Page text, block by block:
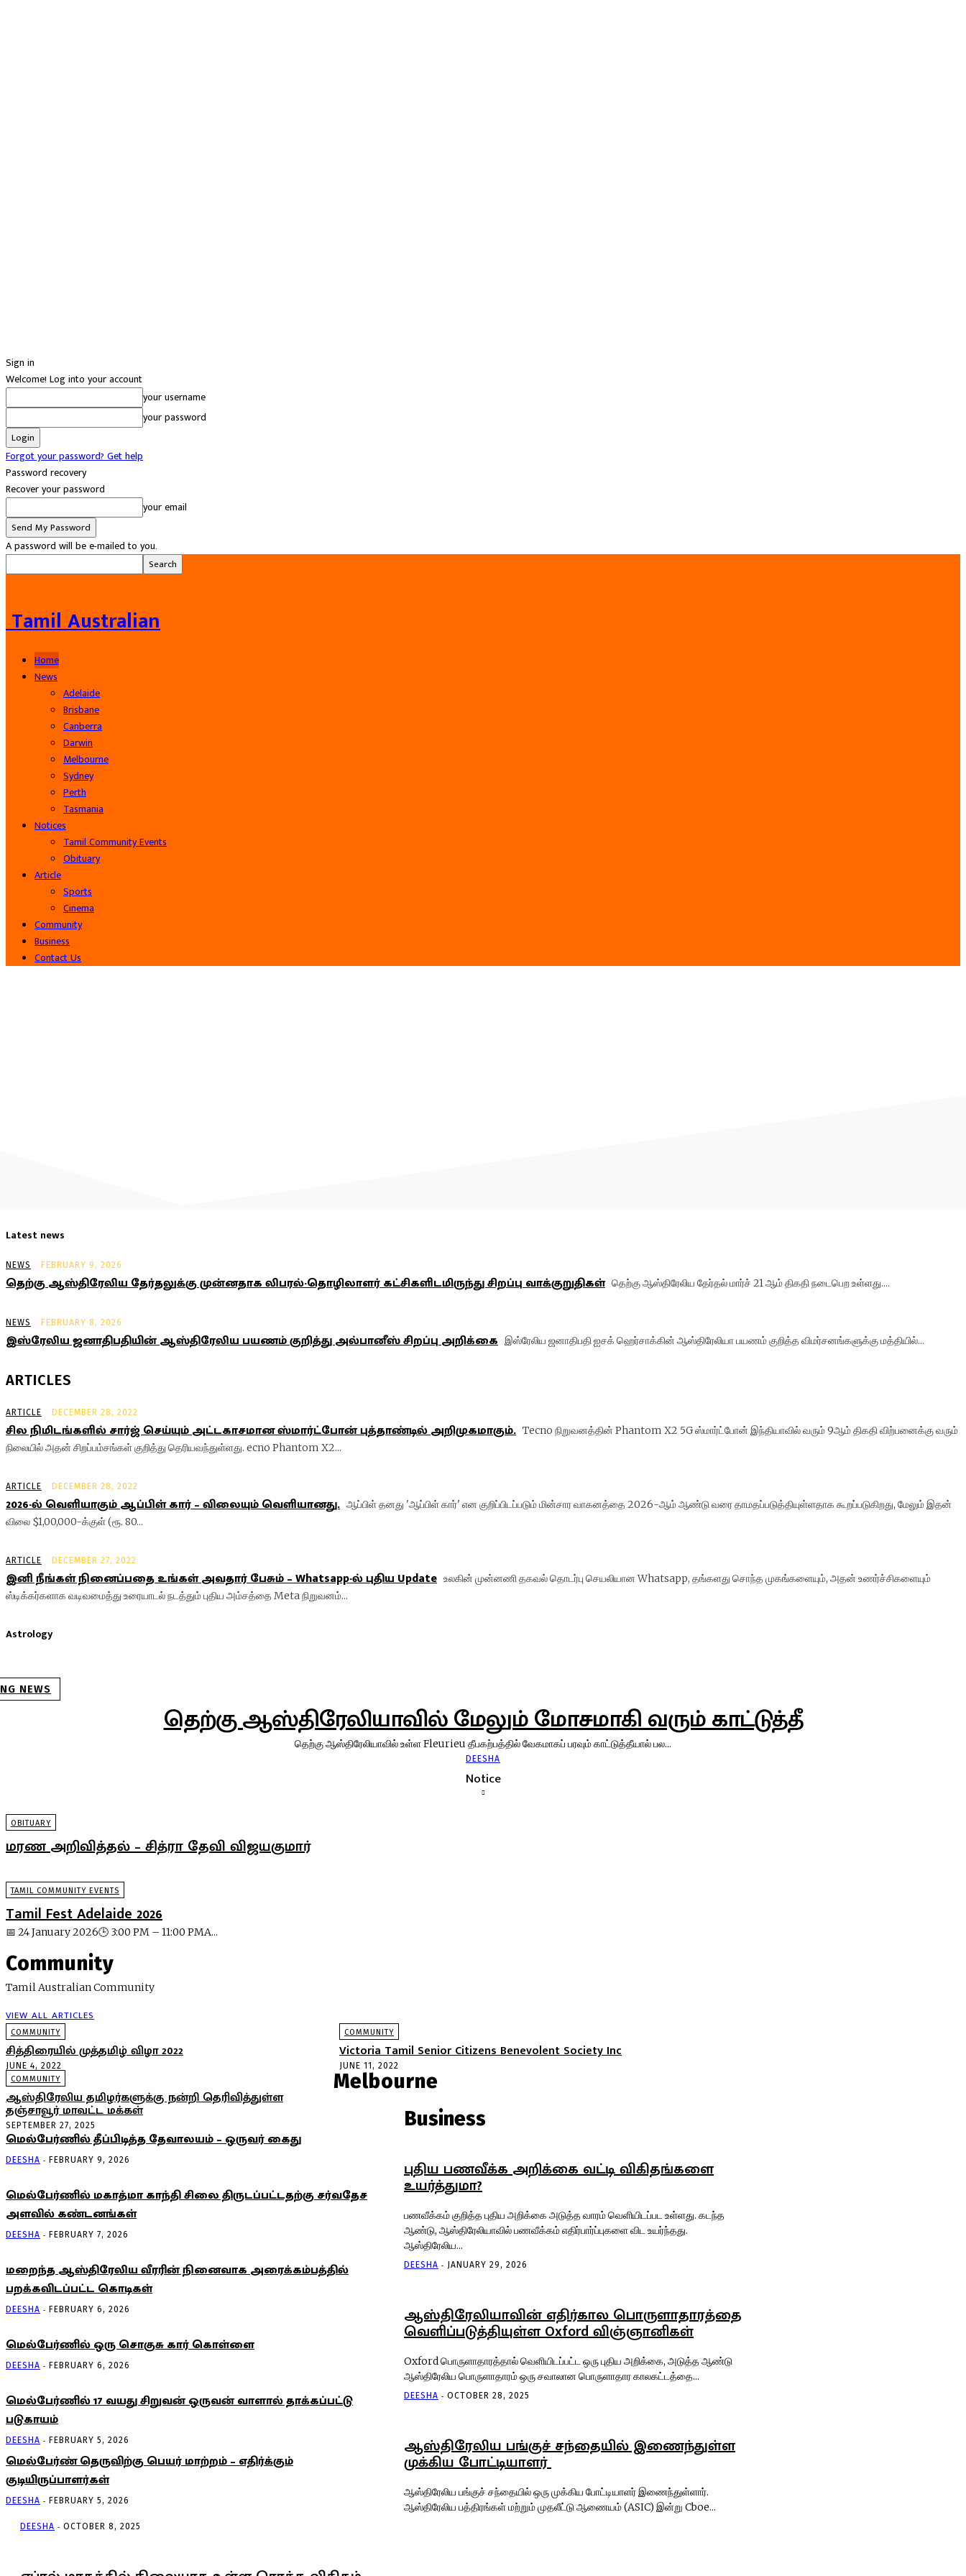
Sign in
Welcome! Log into your account
your username
your password
Forgot your password? Get help
Password recovery
Recover your password
your email
A password will be e-mailed to you.
Tamil Australian
Home
News
Adelaide
Brisbane
Canberra
Darwin
Melbourne
Sydney
Perth
Tasmania
Notices
Tamil Community Events
Obituary
Article
Sports
Cinema
Community
Business
Contact Us
Latest news
NEWS FEBRUARY 9, 2026
தெற்கு ஆஸ்திரேலிய தேர்தலுக்கு முன்னதாக லிபரல்-தொழிலாளர் கட்சிகளிடமிருந்து சிறப்பு வாக்குறுதிகள் தெற்கு ஆஸ்திரேலிய தேர்தல் மார்ச் 21 ஆம் திகதி நடைபெற உள்ளது....
NEWS FEBRUARY 8, 2026
இஸ்ரேலிய ஜனாதிபதியின் ஆஸ்திரேலிய பயணம் குறித்து அல்பானீஸ் சிறப்பு அறிக்கை இஸ்ரேலிய ஜனாதிபதி ஐசக் ஹெர்சாக்கின் ஆஸ்திரேலியா பயணம் குறித்த விமர்சனங்களுக்கு மத்தியில்...
ARTICLES
ARTICLE DECEMBER 28, 2022
சில நிமிடங்களில் சார்ஜ் செய்யும் அட்டகாசமான ஸ்மார்ட்போன் புத்தாண்டில் அறிமுகமாகும். Tecno நிறுவனத்தின் Phantom X2 5G ஸ்மார்ட்போன் இந்தியாவில் வரும் 9ஆம் திகதி விற்பனைக்கு வரும்
நிலையில் அதன் சிறப்பம்சங்கள் குறித்து தெரியவந்துள்ளது. ecno Phantom X2...
ARTICLE DECEMBER 28, 2022
2026-ல் வெளியாகும் ஆப்பிள் கார் – விலையும் வெளியானது. ஆப்பிள் தனது 'ஆப்பிள் கார்' என குறிப்பிடப்படும் மின்சார வாகனத்தை 2026-ஆம் ஆண்டு வரை தாமதப்படுத்தியுள்ளதாக கூறப்படுகிறது, மேலும் இதன்
விலை $1,00,000-க்குள் (ரூ. 80...
ARTICLE DECEMBER 27, 2022
இனி நீங்கள் நினைப்பதை உங்கள் அவதார் பேசும் – Whatsapp-ல் புதிய Update உலகின் முன்னணி தகவல் தொடர்பு செயலியான Whatsapp, தங்களது சொந்த முகங்களையும், அதன் உணர்ச்சிகளையும்
ஸ்டிக்கர்களாக வடிவமைத்து உரையாடல் நடத்தும் புதிய அம்சத்தை Meta நிறுவனம்...
Astrology
NEWS
தெற்கு ஆஸ்திரேலியாவில் மேலும் மோசமாகி வரும் காட்டுத்தீ
தெற்கு ஆஸ்திரேலியாவில் உள்ள Fleurieu தீபகற்பத்தில் வேகமாகப் பரவும் காட்டுத்தீயால் பல...
DEESHA
Notice
OBITUARY
மரண அறிவித்தல் – சித்ரா தேவி விஜயகுமார்
TAMIL COMMUNITY EVENTS
Tamil Fest Adelaide 2026
📅 24 January 2026🕒 3:00 PM – 11:00 PMA...
Community
Tamil Australian Community
VIEW ALL ARTICLES
COMMUNITY
சித்திரையில் முத்தமிழ் விழா 2022
JUNE 4, 2022
COMMUNITY
Victoria Tamil Senior Citizens Benevolent Society Inc
JUNE 11, 2022
COMMUNITY
ஆஸ்திரேலிய தமிழர்களுக்கு நன்றி தெரிவித்துள்ள
தஞ்சாவூர் மாவட்ட மக்கள்
SEPTEMBER 27, 2025
Melbourne
மெல்பேர்ணில் தீப்பிடித்த தேவாலயம் – ஒருவர் கைது
DEESHA - FEBRUARY 9, 2026
மெல்பேர்ணில் மகாத்மா காந்தி சிலை திருடப்பட்டதற்கு சர்வதேச
அளவில் கண்டனங்கள்
DEESHA - FEBRUARY 7, 2026
மறைந்த ஆஸ்திரேலிய வீரரின் நினைவாக அரைக்கம்பத்தில்
பறக்கவிடப்பட்ட கொடிகள்
DEESHA - FEBRUARY 6, 2026
மெல்பேர்ணில் ஒரு சொகுசு கார் கொள்ளை
DEESHA - FEBRUARY 6, 2026
மெல்பேர்ணில் 17 வயது சிறுவன் ஒருவன் வாளால் தாக்கப்பட்டு
படுகாயம்
DEESHA - FEBRUARY 5, 2026
மெல்பேர்ண் தெருவிற்கு பெயர் மாற்றம் – எதிர்க்கும்
குடியிருப்பாளர்கள்
DEESHA - FEBRUARY 5, 2026
Business
புதிய பணவீக்க அறிக்கை வட்டி விகிதங்களை
உயர்த்துமா?
பணவீக்கம் குறித்த புதிய அறிக்கை அடுத்த வாரம் வெளியிடப்பட உள்ளது. கடந்த
ஆண்டு, ஆஸ்திரேலியாவில் பணவீக்கம் எதிர்பார்ப்புகளை விட உயர்ந்தது.
ஆஸ்திரேலிய...
DEESHA - JANUARY 29, 2026
ஆஸ்திரேலியாவின் எதிர்கால பொருளாதாரத்தை
வெளிப்படுத்தியுள்ள Oxford விஞ்ஞானிகள்
Oxford பொருளாதாரத்தால் வெளியிடப்பட்ட ஒரு புதிய அறிக்கை, அடுத்த ஆண்டு
ஆஸ்திரேலிய பொருளாதாரம் ஒரு சவாலான பொருளாதார காலகட்டத்தை...
DEESHA - OCTOBER 28, 2025
ஆஸ்திரேலிய பங்குச் சந்தையில் இணைந்துள்ள
முக்கிய போட்டியாளர்
ஆஸ்திரேலிய பங்குச் சந்தையில் ஒரு முக்கிய போட்டியாளர் இணைந்துள்ளார்.
ஆஸ்திரேலிய பத்திரங்கள் மற்றும் முதலீட்டு ஆணையம் (ASIC) இன்று Cboe...
DEESHA - OCTOBER 8, 2025